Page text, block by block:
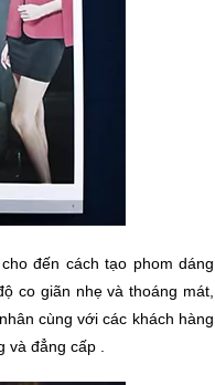
đến cách tạo phom dáng
co giãn nhẹ và thoáng mát,
cùng với các khách hàng
đẳng cấp .